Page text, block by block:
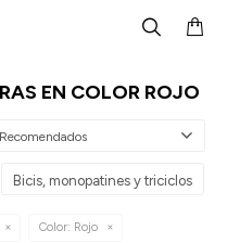
EN COLOR ROJO
Recomendados
Bicis, monopatines y triciclos
Color: Rojo